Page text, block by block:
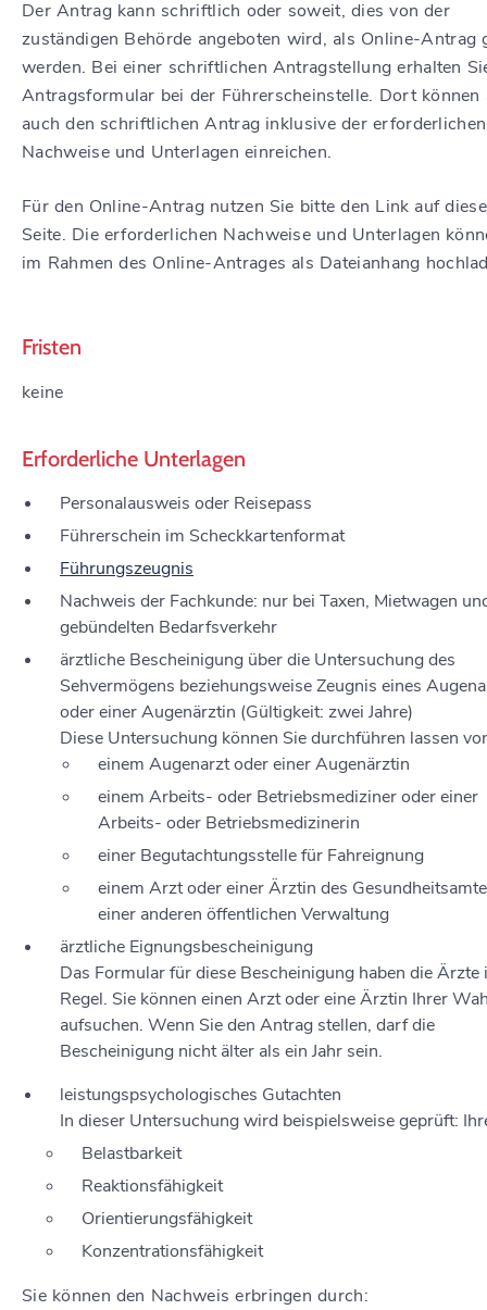
Der Antrag kann schriftlich oder soweit, dies von der
zuständigen Behörde angeboten wird, als Online-Antrag
werden. Bei einer schriftlichen Antragstellung erhalten
Antragsformular bei der Führerscheinstelle. Dort können
auch den schriftlichen Antrag inklusive der erforderlichen
Nachweise und Unterlagen einreichen.
Für den Online-Antrag nutzen Sie bitte den Link auf
Seite. Die erforderlichen Nachweise und Unterlagen
im Rahmen des Online-Antrages als Dateianhang
Fristen
keine
Erforderliche Unterlagen
Personalausweis oder Reisepass
Führerschein im Scheckkartenformat
Führungszeugnis
Nachweis der Fachkunde: nur bei Taxen, Mietwagen
gebündelten Bedarfsverkehr
ärztliche Bescheinigung über die Untersuchung des
Sehvermögens beziehungsweise Zeugnis eines
oder einer Augenärztin (Gültigkeit: zwei Jahre)
Diese Untersuchung können Sie durchführen lassen
einem Augenarzt oder einer Augenärztin
einem Arbeits- oder Betriebsmediziner oder einer
Arbeits- oder Betriebsmedizinerin
einer Begutachtungsstelle für Fahreignung
einem Arzt oder einer Ärztin des
einer anderen öffentlichen Verwaltung
ärztliche Eignungsbescheinigung
Das Formular für diese Bescheinigung haben die Ärzte
Regel. Sie können einen Arzt oder eine Ärztin Ihrer
aufsuchen. Wenn Sie den Antrag stellen, darf die
Bescheinigung nicht älter als ein Jahr sein.
leistungspsychologisches Gutachten
In dieser Untersuchung wird beispielsweise geprüft:
Belastbarkeit
Reaktionsfähigkeit
Orientierungsfähigkeit
Konzentrationsfähigkeit
Sie können den Nachweis erbringen durch: